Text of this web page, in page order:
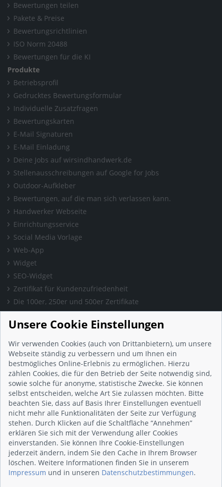
Bewertungen teilen
Pakete & Preise
Bewertungsrichtlinien
ISO Norm 20488
Bewertungen für die KI
Produkte
Betriebsprofil
Gedrucktes Bewertungsformular
Individuelle Zusatzfragen
Bewertungskarten
E-Mail Signaturen
E-Mail Einladung
Deine Jobs auf wirsindhandwerk.de
Stellenausschreibungen auf Google for Jobs
Outdoor-Aufkleber
Bewertungen, auf die man sich verlassen kann.
Handwerker Webseite
Einrichtungsservice
Social Media Vorlage
Web-App
Widget
SEO-Widget
Zertifikat für Kundenzufriedenheit
Die 100er, 250er und 500er Zertifikate
Presse & Wissen
Presse und Informationen
Blog
Häufig gestellte Fragen (FAQ)
Studie: Digitalisierungsbarometer
Initiative gegen Fake-Bewertungen
Kunden Informationen
Beratungsgespräch vereinbaren
Impressum
Datenschutz
AGB
Nutzungsbedingungen
Kontakt
Unsere Cookie Einstellungen
Wir verwenden Cookies (auch von Drittanbietern), um unsere
Webseite ständig zu verbessern und um Ihnen ein
bestmögliches Online-Erlebnis zu ermöglichen. Hierzu
zählen Cookies, die für den Betrieb der Seite notwendig sind,
sowie solche für anonyme, statistische Zwecke. Sie können
selbst entscheiden, welche Art Sie zulassen möchten. Bitte
beachten Sie, dass auf Basis Ihrer Einstellungen eventuell
nicht mehr alle Funktionalitäten der Seite zur Verfügung
stehen. Durch Klicken auf die Schaltfläche “Annehmen”
erklären Sie sich mit der Verwendung aller Cookies
einverstanden. Sie können Ihre Cookie-Einstellungen
jederzeit ändern, indem Sie den Cache in Ihrem Browser
löschen. Weitere Informationen finden Sie in unserem
Impressum und in unseren Datenschutzbestimmungen.